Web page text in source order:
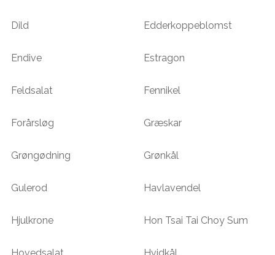
Dild Edderkoppeblomst
Endive Estragon
Feldsalat Fennikel
Forårsløg Græskar
Grøngødning Grønkål
Gulerod Havlavendel
Hjulkrone Hon Tsai Tai Choy Sum